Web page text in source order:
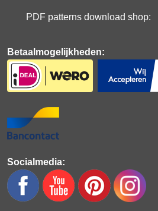
PDF patterns download shop:
Betaalmogelijkheden:
Socialmedia: